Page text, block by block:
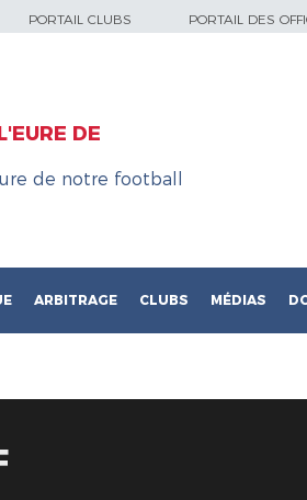
PORTAIL CLUBS PORTAIL DES
DE
de notre football
ARBITRAGE CLUBS MÉDIAS